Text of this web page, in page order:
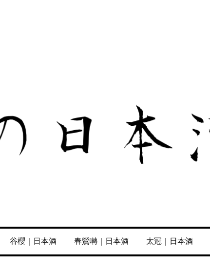
谷櫻｜日本酒 春鶯囀｜日本酒 太冠｜日本酒